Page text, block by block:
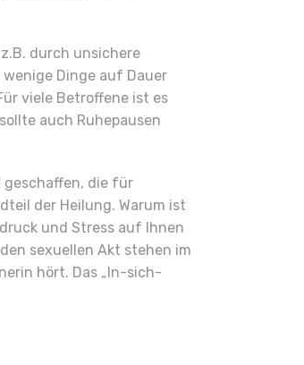
durch unsichere
Dinge auf Dauer
viele Betroffene ist es
auch Ruhepausen
geschaffen, die für
der Heilung. Warum ist
und Stress auf Ihnen
sexuellen Akt stehen im
hört. Das „In-sich-